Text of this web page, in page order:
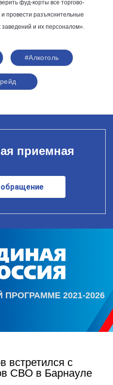
фуд-корты все торгово-
провести разъяснительные
и их персоналом».
#Алкоголь
приемная
2021-2026
с
СВО в Барнауле